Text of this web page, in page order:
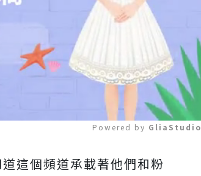
Mute
Powered by
這個頻道承載著他們和粉